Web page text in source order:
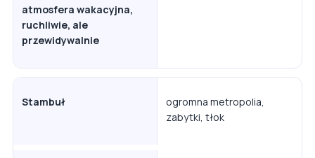
atmosfera wakacyjna,
ruchliwie, ale
przewidywalnie
Stambuł
ogromna metropolia,
zabytki, tłok